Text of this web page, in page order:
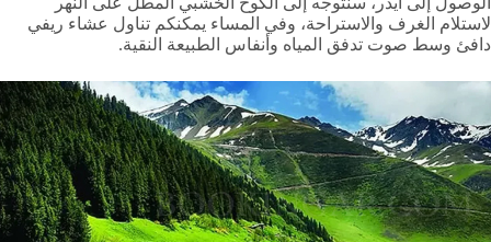
لاستلام الغرف والاستراحة، وفي المساء يمكنكم تناول عشاء ريفي
دافئ وسط صوت تدفق المياه وأنفاس الطبيعة النقية.